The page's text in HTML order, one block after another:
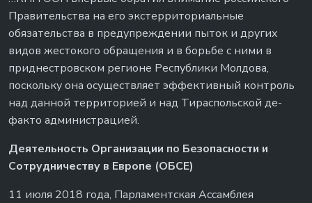
Правительства на его экстерриториальные
обязательства в предупреждении пыток и других
видов жестокого обращения и в борьбе с ними в
приднестровском регионе Республики Молдова,
поскольку она осуществляет эффективный контроль
над данной территорией и над Тираспольской де-
факто администрацией.
Деятельность Организации по Безопасности и
Сотрудничеству в Европе (ОБСЕ)
11 июля 2018 года, Парламентская Ассамблея